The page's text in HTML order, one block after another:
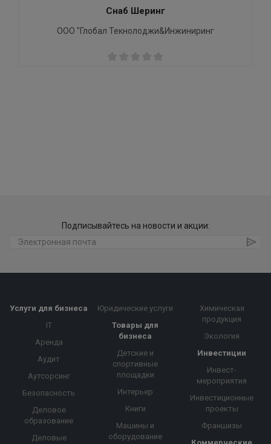
Снаб Шеринг
ООО "Глобал Текнолоджи&Инжиниринг
Подписывайтесь на новости и акции:
Услуги для бизнеса
IT
Аренда
Аудит
Аутсорсинг
Безопасность
Деловое
образование
Деловые
Юридические услуги
Товары для
бизнеса
Детские и
спортивные
площадки
Интерьер
Книги
Машины и
оборудование
Химическая
продукция
Экология
Инвестиции
Инвест-
мероприятия
Инвестиционные
проекты
Франшизы